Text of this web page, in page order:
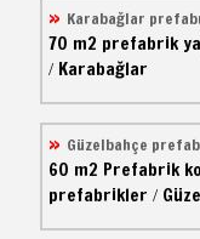
Karabağlar
70 m2 prefabrik
/ Karabağlar
Güzelbahçe
60 m2 Prefabrik
prefabrikler /